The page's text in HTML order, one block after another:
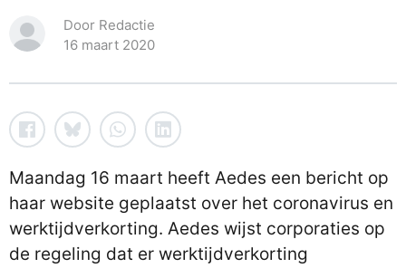
Door Redactie
16 maart 2020
Maandag 16 maart heeft Aedes een bericht op
haar website geplaatst over het coronavirus en
werktijdverkorting. Aedes wijst corporaties op
de regeling dat er werktijdverkorting